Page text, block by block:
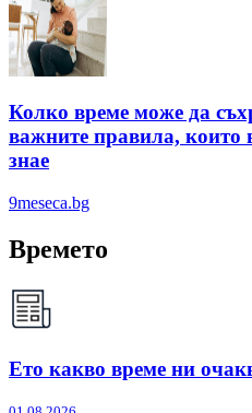
Колко време може да
важните правила, които
знае
9meseca.bg
Времето
Ето какво време ни